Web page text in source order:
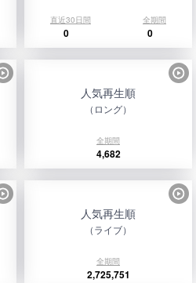
直近30日間 全期間
0 0
人気再生順
（ロング）
全期間
4,682
人気再生順
（ライブ）
全期間
2,725,751